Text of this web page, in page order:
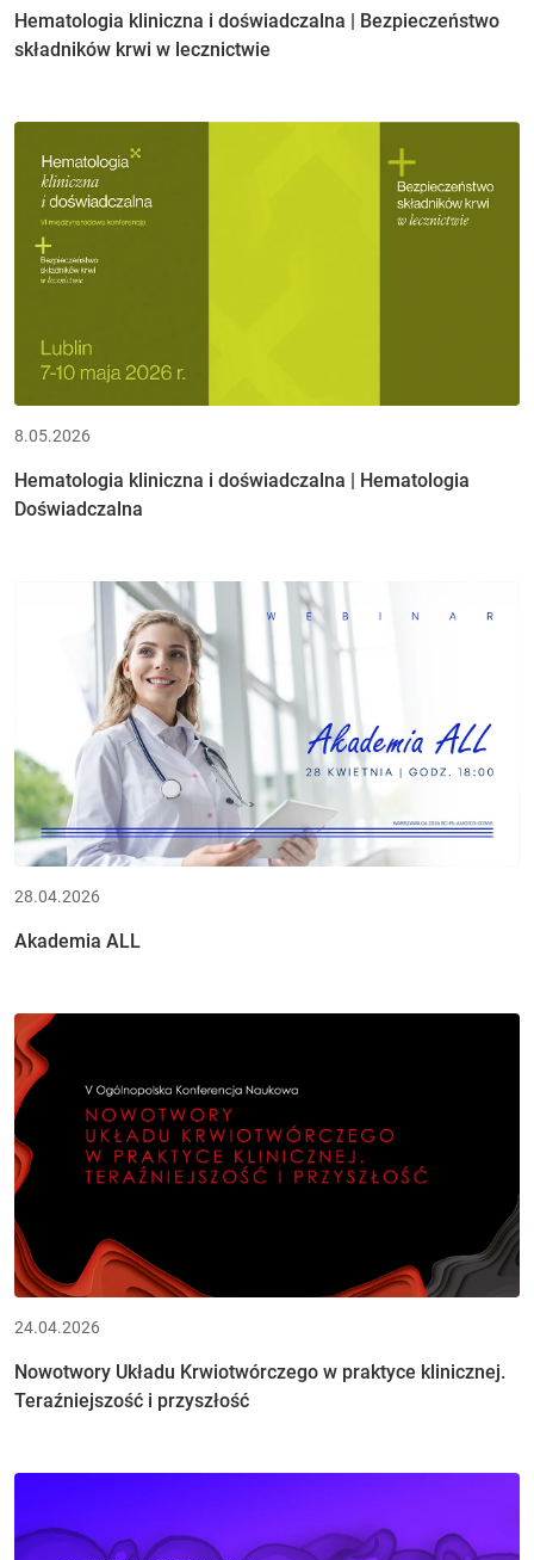
Hematologia kliniczna i doświadczalna | Bezpieczeństwo
składników krwi w lecznictwie
8.05.2026
Hematologia kliniczna i doświadczalna | Hematologia
Doświadczalna
28.04.2026
Akademia ALL
24.04.2026
Nowotwory Układu Krwiotwórczego w praktyce klinicznej.
Teraźniejszość i przyszłość